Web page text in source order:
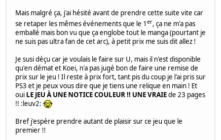
Mais malgré ça, j'ai hésité avant de prendre cette suite vite car
se retaper les mêmes événements que le 1 er, ça ne m'a pas
emballé mais bon vu que ça englobe tout le manga (pourtant je
ne suis pas ultra fan de cet arc), à petit prix me suis dit allez !
Je susi déçu car je voulais le faire sur U, mais il n'est disponible
qu'en démat et Koei, n'a pas jugé bon de faire une remise de
prix sur le jeu ! Il reste à prix fort, tant pis du coup je l'ai pris sur
PS3 et je peux vous dire que je tiens une relique en main ! Et
oui LE JEU À UNE NOTICE COULEUR !! UNE VRAIEde 23 pages
!! :leuv2:
Bref j'espère prendre autant de plaisir sur ce jeu que le
premier !!